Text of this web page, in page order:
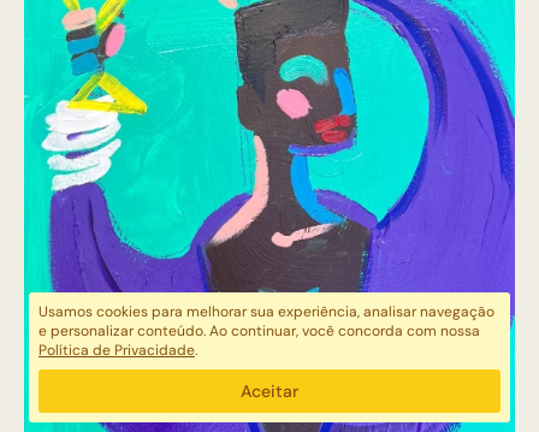
Usamos cookies para melhorar sua experiência, analisar navegação
e personalizar conteúdo. Ao continuar, você concorda com nossa
Política de Privacidade.
Aceitar